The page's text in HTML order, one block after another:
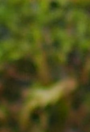
ン
ン
ツ
へ
キ
ッ